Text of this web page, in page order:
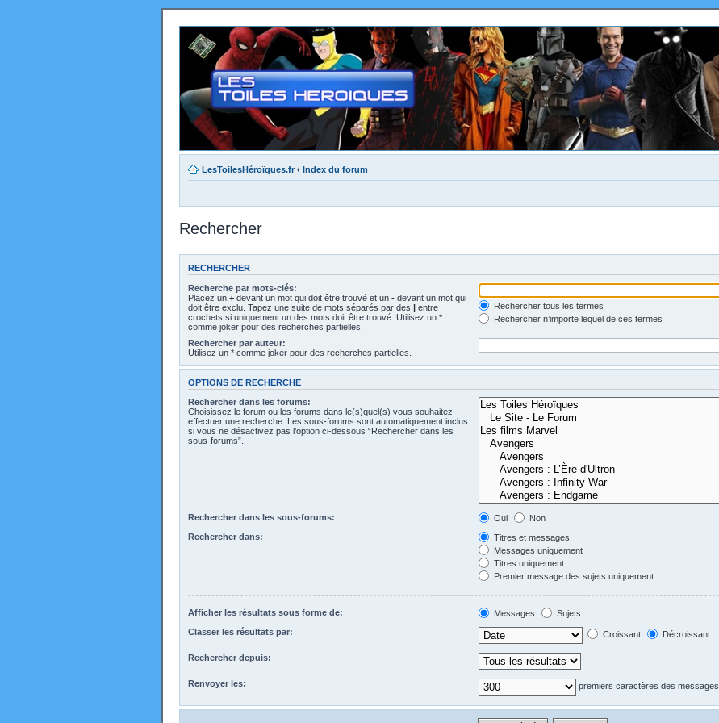
LesToilesHéroïques.fr ‹ Index du forum
Rechercher
RECHERCHER
Recherche par mots-clés:
Placez un + devant un mot qui doit être trouvé et un - devant un mot qui
doit être exclu. Tapez une suite de mots séparés par des | entre
crochets si uniquement un des mots doit être trouvé. Utilisez un *
comme joker pour des recherches partielles.
Rechercher tous les termes
Rechercher n’importe lequel de ces termes
Rechercher par auteur:
Utilisez un * comme joker pour des recherches partielles.
OPTIONS DE RECHERCHE
Rechercher dans les forums:
Choisissez le forum ou les forums dans le(s)quel(s) vous souhaitez
effectuer une recherche. Les sous-forums sont automatiquement inclus
si vous ne désactivez pas l’option ci-dessous “Rechercher dans les
sous-forums”.
Rechercher dans les sous-forums: Oui
Non
Rechercher dans:
Titres et messages
Messages uniquement
Titres uniquement
Premier message des sujets uniquement
Afficher les résultats sous forme de: Messages
Sujets
Classer les résultats par:
Croissant Décroissant
Rechercher depuis:
Renvoyer les: premiers caractères des messages